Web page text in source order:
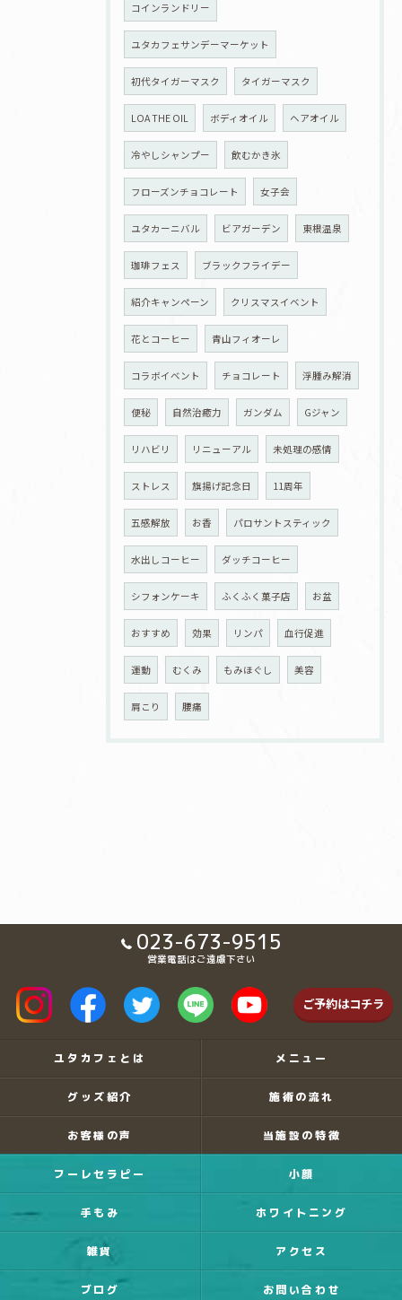
コインランドリー
ユタカフェサンデーマーケット
初代タイガーマスク タイガーマスク
LOA THE OIL ボディオイル ヘアオイル
冷やしシャンプー 飲むかき氷
フローズンチョコレート 女子会
ユタカーニバル ビアガーデン 東根温泉
珈琲フェス ブラックフライデー
紹介キャンペーン クリスマスイベント
花とコーヒー 青山フィオーレ
コラボイベント チョコレート 浮腫み解消
便秘 自然治癒力 ガンダム Gジャン
リハビリ リニューアル 未処理の感情
ストレス 旗揚げ記念日 11周年
五感解放 お香 パロサントスティック
水出しコーヒー ダッチコーヒー
シフォンケーキ ふくふく菓子店 お盆
おすすめ 効果 リンパ 血行促進
運動 むくみ もみほぐし 美容
肩こり 腰痛
023-673-9515
営業電話はご遠慮下さい
ご予約はコチラ
ユタカフェとは メニュー
グッズ紹介 施術の流れ
お客様の声 当施設の特徴
フーレセラピー 小顔
手もみ ホワイトニング
雑貨 アクセス
ブログ お問い合わせ